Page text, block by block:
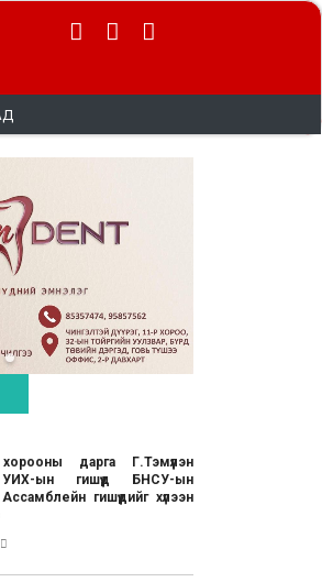
дарга Г.Тэмүүлэн
УИХ-ын гишүүд БНСУ-ын
гишүүдийг хүлээн